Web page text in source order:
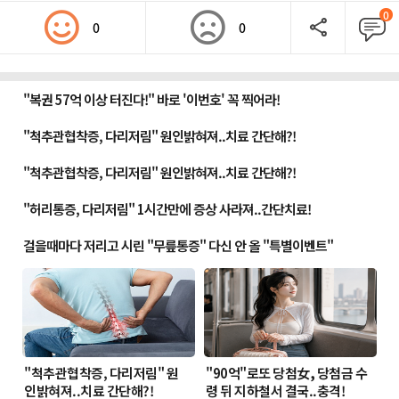
0 0
0